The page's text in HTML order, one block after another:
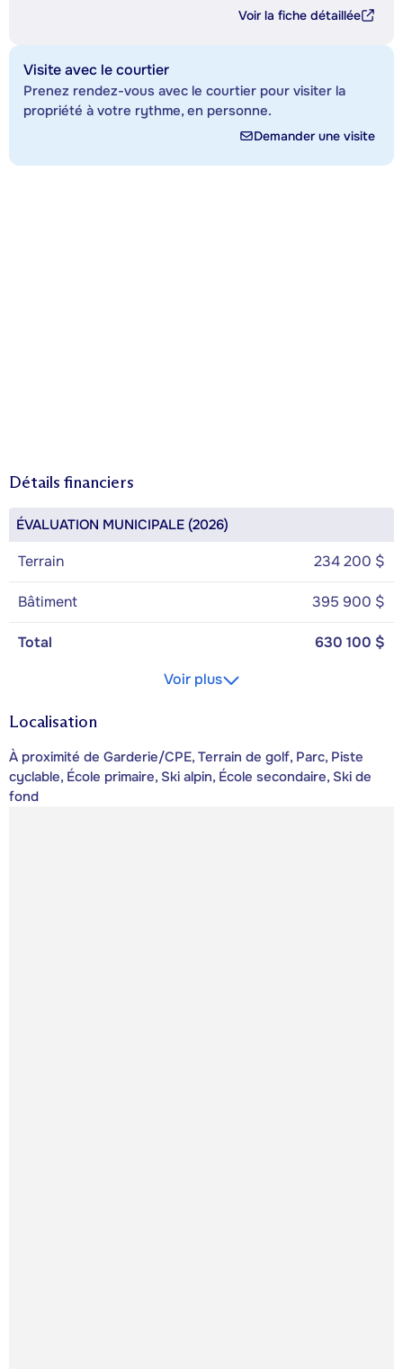
Voir la fiche détaillée
Visite avec le courtier
Prenez rendez-vous avec le courtier pour visiter la
propriété à votre rythme, en personne.
Demander une visite
Détails financiers
ÉVALUATION MUNICIPALE (2026)
Terrain 234 200 $
Bâtiment 395 900 $
Total
630 100 $
Voir plus
Localisation
À proximité de Garderie/CPE, Terrain de golf, Parc, Piste
cyclable, École primaire, Ski alpin, École secondaire, Ski de
fond